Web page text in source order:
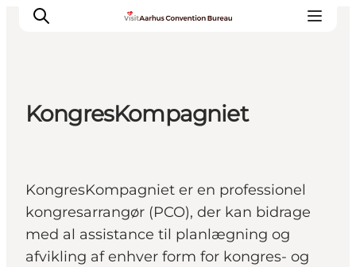
Vores service
Viden & Netværk
Kontakt
KongresKompagniet
KongresKompagniet er en professionel
kongresarrangør (PCO), der kan bidrage
med al assistance til planlægning og
afvikling af enhver form for kongres- og